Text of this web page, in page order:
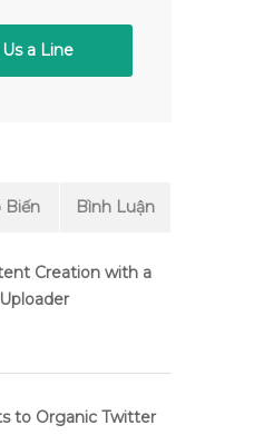
a Line
Biến Bình Luận
Creation with a
to Organic Twitter